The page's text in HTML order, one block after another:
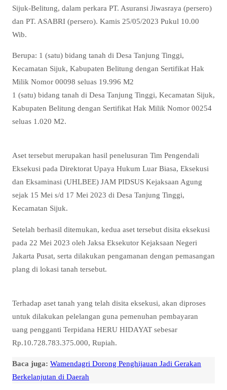
Sijuk-Belitung, dalam perkara PT. Asuransi Jiwasraya (persero)
dan PT. ASABRI (persero). Kamis 25/05/2023 Pukul 10.00
Wib.
Berupa: 1 (satu) bidang tanah di Desa Tanjung Tinggi,
Kecamatan Sijuk, Kabupaten Belitung dengan Sertifikat Hak
Milik Nomor 00098 seluas 19.996 M2
1 (satu) bidang tanah di Desa Tanjung Tinggi, Kecamatan Sijuk,
Kabupaten Belitung dengan Sertifikat Hak Milik Nomor 00254
seluas 1.020 M2.
Aset tersebut merupakan hasil penelusuran Tim Pengendali
Eksekusi pada Direktorat Upaya Hukum Luar Biasa, Eksekusi
dan Eksaminasi (UHLBEE) JAM PIDSUS Kejaksaan Agung
sejak 15 Mei s/d 17 Mei 2023 di Desa Tanjung Tinggi,
Kecamatan Sijuk.
Setelah berhasil ditemukan, kedua aset tersebut disita eksekusi
pada 22 Mei 2023 oleh Jaksa Eksekutor Kejaksaan Negeri
Jakarta Pusat, serta dilakukan pengamanan dengan pemasangan
plang di lokasi tanah tersebut.
Terhadap aset tanah yang telah disita eksekusi, akan diproses
untuk dilakukan pelelangan guna pemenuhan pembayaran
uang pengganti Terpidana HERU HIDAYAT sebesar
Rp.10.728.783.375.000, Rupiah.
Baca juga: Wamendagri Dorong Penghijauan Jadi Gerakan
Berkelanjutan di Daerah